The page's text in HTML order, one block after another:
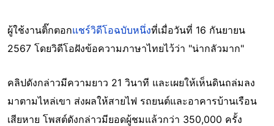
ผู้ใช้งานติ๊กตอกแชร์วิดีโอฉบับหนึ่งที่เมื่อวันที่ 16 กันยายน
2567 โดยวิดีโอฝังข้อความภาษาไทยไว้ว่า "น่ากลัวมาก"
คลิปดังกล่าวมีความยาว 21 วินาที และเผยให้เห็นดินถล่มลง
มาตามไหล่เขา ส่งผลให้สายไฟ รถยนต์และอาคารบ้านเรือน
เสียหาย โพสต์ดังกล่าวมียอดผู้ชมแล้วกว่า 350,000 ครั้ง